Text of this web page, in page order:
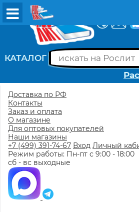
КАТАЛОГ
Доставка по РФ
Контакты
Заказ и оплата
О магазине
Для оптовых покупателей
Наши магазины
+7 (499) 391-74-67 Вход Личный
Режим работы: Пн-пт с 9:00 - 18:00
сб - вс выходные